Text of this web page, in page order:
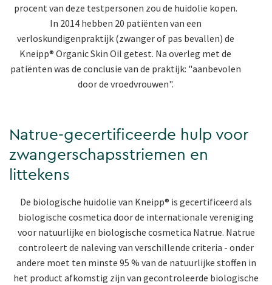
procent van deze testpersonen zou de huidolie kopen.
In 2014 hebben 20 patiënten van een
verloskundigenpraktijk (zwanger of pas bevallen) de
Kneipp® Organic Skin Oil getest. Na overleg met de
patiënten was de conclusie van de praktijk: "aanbevolen
door de vroedvrouwen".
Natrue-gecertificeerde hulp voor
zwangerschapsstriemen en
littekens
De biologische huidolie van Kneipp® is gecertificeerd als
biologische cosmetica door de internationale vereniging
voor natuurlijke en biologische cosmetica Natrue. Natrue
controleert de naleving van verschillende criteria - onder
andere moet ten minste 95 % van de natuurlijke stoffen in
het product afkomstig zijn van gecontroleerde biologische